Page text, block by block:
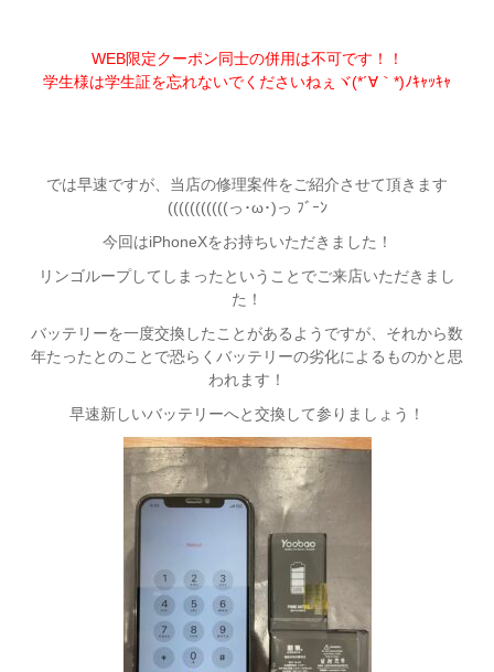
WEB限定クーポン同士の併用は不可です！！
学生様は学生証を忘れないでくださいねぇヾ(*´∀｀*)ﾉｷｬｯｷｬ
では早速ですが、当店の修理案件をご紹介させて頂きます
(((((((((((っ･ω･)っ ﾌﾞｰﾝ
今回はiPhoneXをお持ちいただきました！
リンゴループしてしまったということでご来店いただきまし
た！
バッテリーを一度交換したことがあるようですが、それから数
年たったとのことで恐らくバッテリーの劣化によるものかと思
われます！
早速新しいバッテリーへと交換して参りましょう！